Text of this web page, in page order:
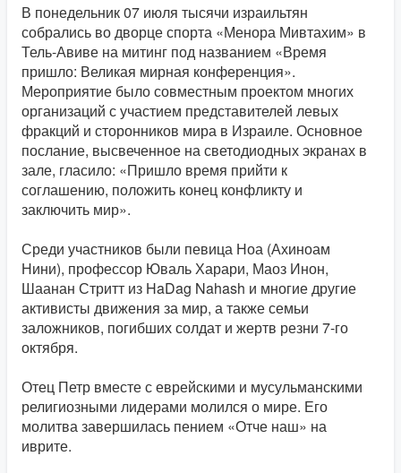
В понедельник 07 июля тысячи израильтян
собрались во дворце спорта «Менора Мивтахим» в
Тель-Авиве на митинг под названием «Время
пришло: Великая мирная конференция».
Мероприятие было совместным проектом многих
организаций с участием представителей левых
фракций и сторонников мира в Израиле. Основное
послание, высвеченное на светодиодных экранах в
зале, гласило: «Пришло время прийти к
соглашению, положить конец конфликту и
заключить мир».
Среди участников были певица Ноа (Ахиноам
Нини), профессор Юваль Харари, Маоз Инон,
Шаанан Стритт из HaDag Nahash и многие другие
активисты движения за мир, а также семьи
заложников, погибших солдат и жертв резни 7-го
октября.
Отец Петр вместе с еврейскими и мусульманскими
религиозными лидерами молился о мире. Его
молитва завершилась пением «Отче наш» на
иврите.